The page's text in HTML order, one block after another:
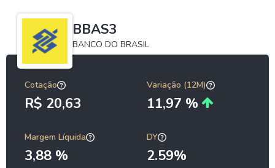
BBAS3
BANCO DO BRASIL
Cotação
R$ 20,63
Variação (12M)
11,97 %
Margem Líquida
3,88 %
DY
2.59%